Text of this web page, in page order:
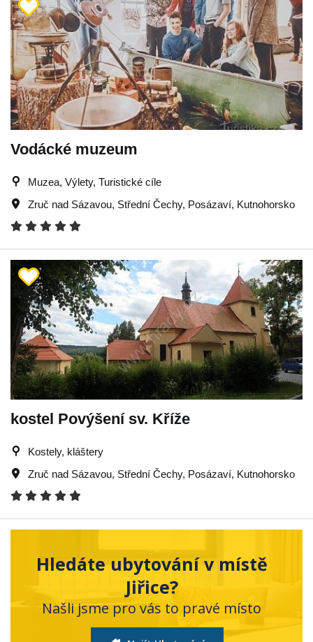
Vodácké muzeum
Muzea, Výlety, Turistické cíle
Zruč nad Sázavou, Střední Čechy, Posázaví, Kutnohorsko
kostel Povýšení sv. Kříže
Kostely, kláštery
Zruč nad Sázavou, Střední Čechy, Posázaví, Kutnohorsko
Hledáte ubytování v místě
Jiřice?
Našli jsme pro vás to pravé místo